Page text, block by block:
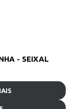
- SEIXAL